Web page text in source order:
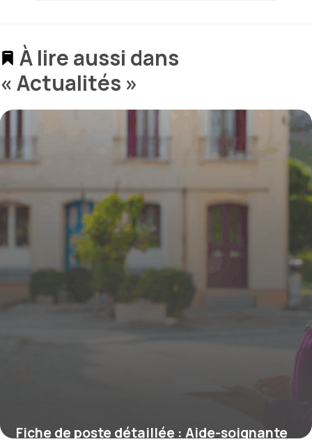
À lire aussi dans
« Actualités »
Fiche de poste détaillée : Aide-soignante